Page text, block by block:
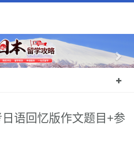
语回忆版作文题目+参